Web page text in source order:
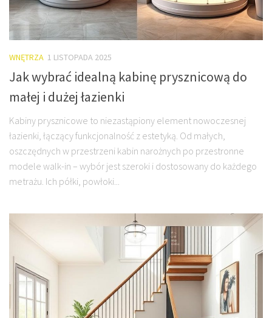
WNĘTRZA 1 LISTOPADA 2025
Jak wybrać idealną kabinę prysznicową do
małej i dużej łazienki
Kabiny prysznicowe to niezastąpiony element nowoczesnej
łazienki, łączący funkcjonalność z estetyką. Od małych,
oszczędnych w przestrzeni kabin narożnych po przestronne
modele walk-in – wybór jest szeroki i dostosowany do każdego
metrażu. Ich półki, powłoki...